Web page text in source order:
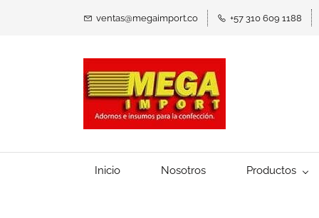
ventas@megaimport.co +57 310 609 1188
Inicio Nosotros Productos